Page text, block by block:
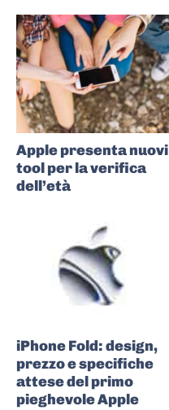
Apple presenta nuovi
tool per la verifica
dell’età
iPhone Fold: design,
prezzo e specifiche
attese del primo
pieghevole Apple